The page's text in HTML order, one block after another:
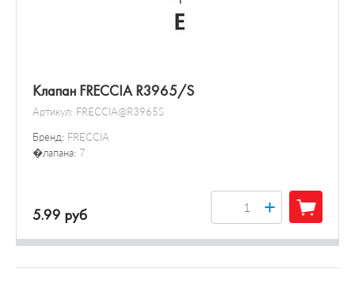
Клапан FRECCIA R3965/S
Артикул: FRECCIA@R3965S
Бренд: FRECCIA
�лапана: 7
5.99 руб +